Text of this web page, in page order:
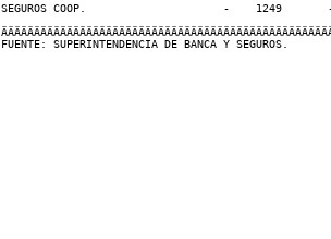
SEGUROS COOP.                     -